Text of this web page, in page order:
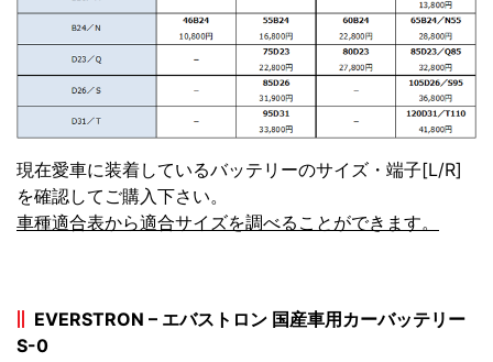
現在愛車に装着しているバッテリーのサイズ・端子[L/R]
を確認してご購入下さい。
車種適合表から適合サイズを調べることができます。
EVERSTRON – エバストロン 国産車用カーバッテリー
S-0